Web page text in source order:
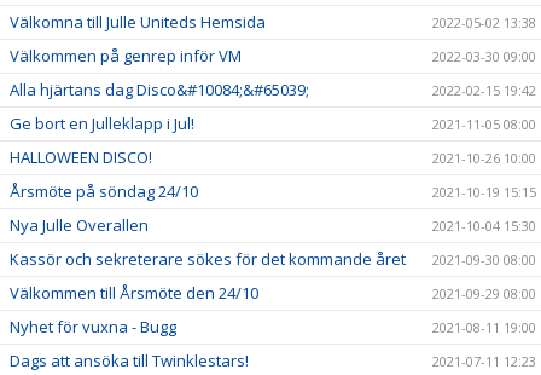
Välkomna till Julle Uniteds Hemsida 2022-05-02 13:38
Välkommen på genrep inför VM 2022-03-30 09:00
Alla hjärtans dag Disco&#10084;&#65039; 2022-02-15 19:42
Ge bort en Julleklapp i Jul! 2021-11-05 08:00
HALLOWEEN DISCO! 2021-10-26 10:00
Årsmöte på söndag 24/10 2021-10-19 15:15
Nya Julle Overallen 2021-10-04 15:30
Kassör och sekreterare sökes för det kommande året 2021-09-30 08:00
Välkommen till Årsmöte den 24/10 2021-09-29 08:00
Nyhet för vuxna - Bugg 2021-08-11 19:00
Dags att ansöka till Twinklestars! 2021-07-11 12:23